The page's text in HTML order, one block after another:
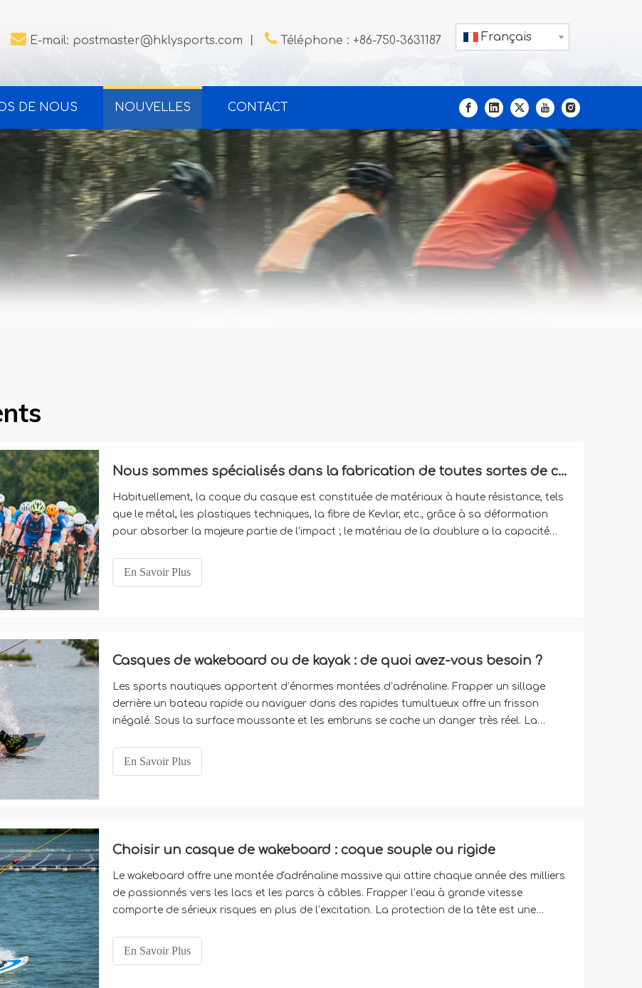
 E-mail: postmaster@hklysports.com  Téléphone : +86-750-3631187 Français
DE NOUS NOUVELLES CONTACT
Nous sommes spécialisés dans la fabrication de toutes sortes de casques
Habituellement, la coque du casque est constituée de matériaux à haute résistance, tels
que le métal, les plastiques techniques, la fibre de Kevlar, etc., grâce à sa déformation
pour absorber la majeure partie de l'impact ; le matériau de la doublure a la capacité
ont souvent la fonction
En Savoir Plus
Casques de wakeboard ou de kayak : de quoi avez-vous besoin ?
Les sports nautiques apportent d’énormes montées d’adrénaline. Frapper un sillage
derrière un bateau rapide ou naviguer dans des rapides tumultueux offre un frisson
inégalé. Sous la surface moussante et les embruns se cache un danger très réel. La
pourriez penser que n'importe quel ha
En Savoir Plus
Choisir un casque de wakeboard : coque souple ou rigide
Le wakeboard offre une montée d'adrénaline massive qui attire chaque année des milliers
de passionnés vers les lacs et les parcs à câbles. Frapper l’eau à grande vitesse
comporte de sérieux risques en plus de l’excitation. La protection de la tête est une
En Savoir Plus